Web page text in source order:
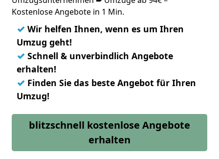
Kostenlose Angebote in 1 Min.
✓ Wir helfen Ihnen, wenn es um Ihren
Umzug geht!
✓ Schnell & unverbindlich Angebote
erhalten!
✓ Finden Sie das beste Angebot für Ihren
Umzug!
blitzschnell kostenlose Angebote
erhalten